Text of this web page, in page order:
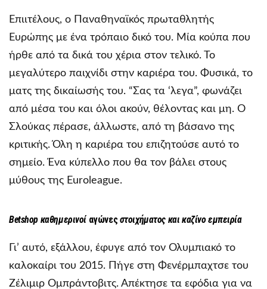
Επιιτέλους, ο Παναθηναϊκός πρωταθλητής
Ευρώπης με ένα τρόπαιο δικό του. Μία κούπα που
ήρθε από τα δικά του χέρια στον τελικό. Το
μεγαλύτερο παιχνίδι στην καριέρα του. Φυσικά, το
ματς της δικαίωσής του. “Σας τα ‘λεγα”, φωνάζει
από μέσα του και όλοι ακούν, θέλοντας και μη. Ο
Σλούκας πέρασε, άλλωστε, από τη βάσανο της
κριτικής. Όλη η καριέρα του επιζητούσε αυτό το
σημείο. Ένα κύπελλο που θα τον βάλει στους
μύθους της Euroleague.
Betshop καθημερινοί αγώνεςστοιχήματος και καζίνο εμπειρία
Γι’ αυτό, εξάλλου, έφυγε από τον Ολυμπιακό το
καλοκαίρι του 2015. Πήγε στη Φενέρμπαχτσε του
Ζέλιμιρ Ομπράντοβιτς. Απέκτησε τα εφόδια για να